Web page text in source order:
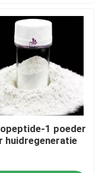
1 poeder
huidregeneratie